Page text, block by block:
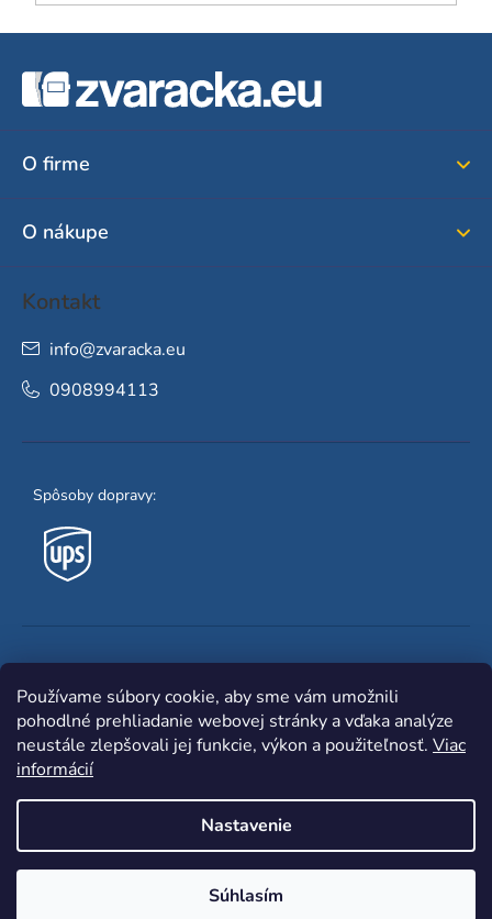
Používame súbory cookie, aby sme vám umožnili
pohodlné prehliadanie webovej stránky a vďaka analýze
neustále zlepšovali jej funkcie, výkon a použiteľnosť. Viac
informácií
Nastavenie
Súhlasím
O firme
O nákupe
Kontakt
info@zvaracka.eu
0908994113
Spôsoby dopravy:
Shoptet |mime digital
vyhradené.